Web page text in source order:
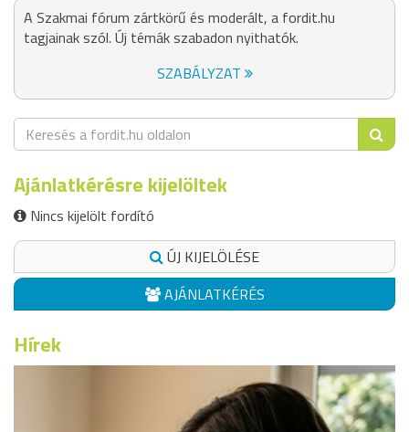
A Szakmai fórum zártkörű és moderált, a fordit.hu
tagjainak szól. Új témák szabadon nyithatók.
SZABÁLYZAT
Ajánlatkérésre kijelöltek
Nincs kijelölt fordító
ÚJ KIJELÖLÉSE
AJÁNLATKÉRÉS
Hírek